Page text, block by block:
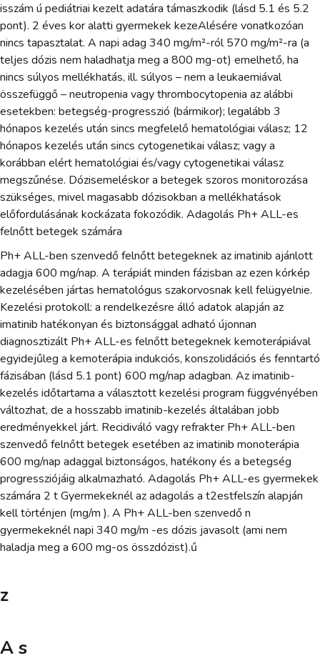
isszám ú pediátriai kezelt adatára támaszkodik (lásd 5.1 és 5.2
pont). 2 éves kor alatti gyermekek kezeAlésére vonatkozóan
nincs tapasztalat. A napi adag 340 mg/m²-ról 570 mg/m²-ra (a
teljes dózis nem haladhatja meg a 800 mg-ot) emelhető, ha
nincs súlyos mellékhatás, ill. súlyos – nem a leukaemiával
összefüggő – neutropenia vagy thrombocytopenia az alábbi
esetekben: betegség-progresszió (bármikor); legalább 3
hónapos kezelés után sincs megfelelő hematológiai válasz; 12
hónapos kezelés után sincs cytogenetikai válasz; vagy a
korábban elért hematológiai és/vagy cytogenetikai válasz
megszűnése. Dózisemeléskor a betegek szoros monitorozása
szükséges, mivel magasabb dózisokban a mellékhatások
előfordulásának kockázata fokozódik. Adagolás Ph+ ALL-es
felnőtt betegek számára
Ph+ ALL-ben szenvedő felnőtt betegeknek az imatinib ajánlott
adagja 600 mg/nap. A terápiát minden fázisban az ezen kórkép
kezelésében jártas hematológus szakorvosnak kell felügyelnie.
Kezelési protokoll: a rendelkezésre álló adatok alapján az
imatinib hatékonyan és biztonsággal adható újonnan
diagnosztizált Ph+ ALL-es felnőtt betegeknek kemoterápiával
egyidejűleg a kemoterápia indukciós, konszolidációs és fenntartó
fázisában (lásd 5.1 pont) 600 mg/nap adagban. Az imatinib-
kezelés időtartama a választott kezelési program függvényében
változhat, de a hosszabb imatinib-kezelés általában jobb
eredményekkel járt. Recidiváló vagy refrakter Ph+ ALL-ben
szenvedő felnőtt betegek esetében az imatinib monoterápia
600 mg/nap adaggal biztonságos, hatékony és a betegség
progressziójáig alkalmazható. Adagolás Ph+ ALL-es gyermekek
számára 2 t Gyermekeknél az adagolás a t2estfelszín alapján
kell történjen (mg/m ). A Ph+ ALL-ben szenvedő n
gyermekeknél napi 340 mg/m -es dózis javasolt (ami nem
haladja meg a 600 mg-os összdózist).ű
z
A s